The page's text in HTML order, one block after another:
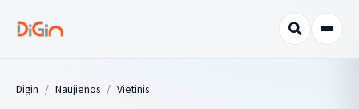
Digin Naujienos Vietinis